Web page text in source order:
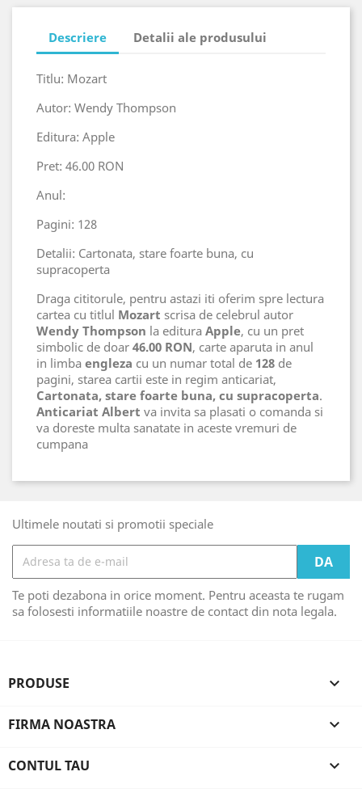
Descriere Detalii ale produsului
Titlu: Mozart
Autor: Wendy Thompson
Editura: Apple
Pret: 46.00 RON
Anul:
Pagini: 128
Detalii: Cartonata, stare foarte buna, cu
supracoperta
Draga cititorule, pentru astazi iti oferim spre lectura
cartea cu titlul Mozart scrisa de celebrul autor
Wendy Thompson la editura Apple, cu un pret
simbolic de doar 46.00 RON, carte aparuta in anul
in limba engleza cu un numar total de 128 de
pagini, starea cartii este in regim anticariat,
Cartonata, stare foarte buna, cu supracoperta.
Anticariat Albert va invita sa plasati o comanda si
va doreste multa sanatate in aceste vremuri de
cumpana
Ultimele noutati si promotii speciale
Te poti dezabona in orice moment. Pentru aceasta te rugam
sa folosesti informatiile noastre de contact din nota legala.
PRODUSE 
FIRMA NOASTRA 
CONTUL TAU 